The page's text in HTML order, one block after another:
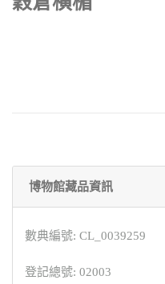
博物館藏品資訊
數典編號: CL_0039259
登記總號: 02003